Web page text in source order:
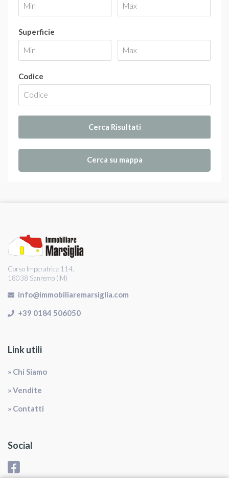
Superficie
Codice
Cerca su mappa
Corso Imperatrice 114,
18038 Sanremo (IM)
info@immobiliaremarsiglia.com
+39 0184 506050
Link utili
» Chi Siamo
» Vendite
» Contatti
Social